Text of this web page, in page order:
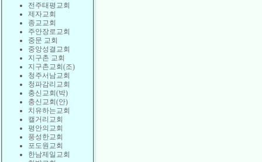
전주태평교회
제자교회
종교교회
주안장로교회
중문 교회
중앙성결교회
지구촌 교회
지구촌교회(조)
청주서남교회
청파감리교회
충신교회(박)
충신교회(안)
치유하는교회
캘거리교회
평안의교회
풍성한교회
포도원교회
한남제일교회